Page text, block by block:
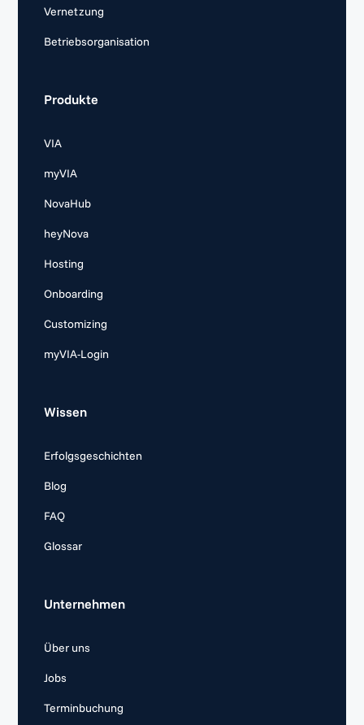
Vernetzung
Betriebsorganisation
Produkte
VIA
myVIA
NovaHub
heyNova
Hosting
Onboarding
Customizing
myVIA-Login
Wissen
Erfolgsgeschichten
Blog
FAQ
Glossar
Unternehmen
Über uns
Jobs
Terminbuchung